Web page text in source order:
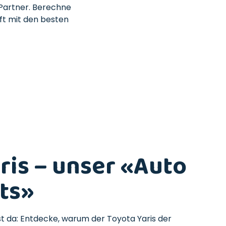
Berechne
mit den besten
– unser «Auto
da: Entdecke, warum der Toyota Yaris der